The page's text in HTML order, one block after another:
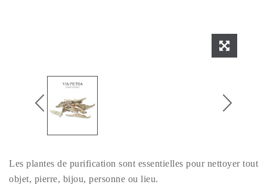
Les plantes de purification sont essentielles pour nettoyer tout
objet, pierre, bijou, personne ou lieu.